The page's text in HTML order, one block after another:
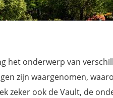
het onderwerp van
zijn waargenomen,
zeker ook de Vault, de